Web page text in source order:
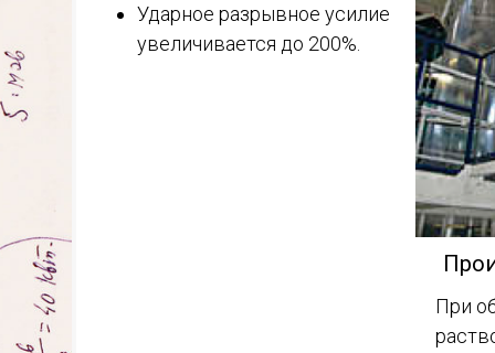
Ударное разрывное усилие
увеличивается до 200%.
При